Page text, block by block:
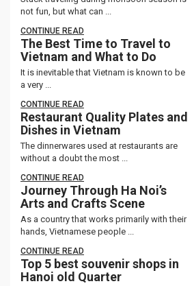
not fun, but what can ...
CONTINUE READ
The Best Time to Travel to
Vietnam and What to Do
It is inevitable that Vietnam is known to be
a very ...
CONTINUE READ
Restaurant Quality Plates and
Dishes in Vietnam
The dinnerwares used at restaurants are
without a doubt the most ...
CONTINUE READ
Journey Through Ha Noi’s
Arts and Crafts Scene
As a country that works primarily with their
hands, Vietnamese people ...
CONTINUE READ
Top 5 best souvenir shops in
Hanoi old Quarter